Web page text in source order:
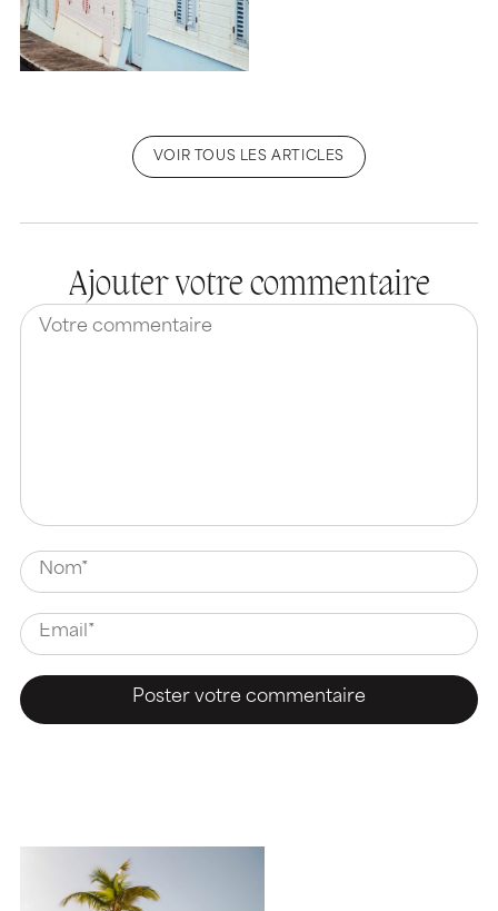
VOIR TOUS LES ARTICLES
Ajouter votre commentaire